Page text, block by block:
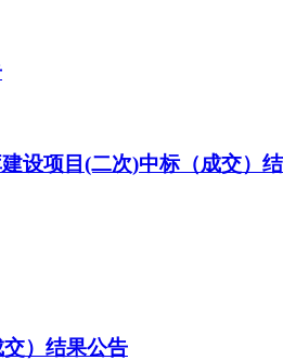
设项目(二次)中标（成交）
）结果公告